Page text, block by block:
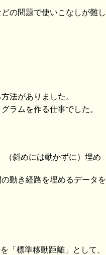
の問題で使いこなしが難し
法がありました。
ラムを作る仕事でした。
（斜めには動かずに）埋め
動き経路を埋めるデータを
「標準移動距離」として、